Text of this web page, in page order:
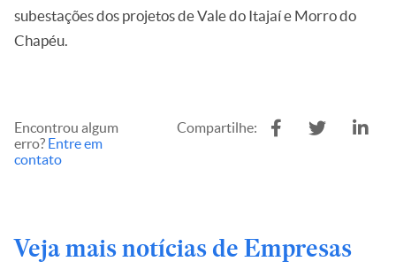
subestações dos projetos de Vale do Itajaí e Morro do
Chapéu.
Encontrou algum
erro? Entre em
contato
Compartilhe:
Veja mais notícias de Empresas